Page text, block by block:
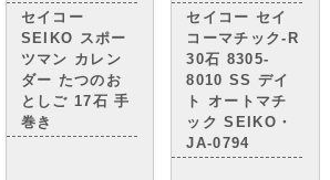
セイコー
SEIKO スポー
ツマン カレン
ダー たつのお
としご 17石 手
巻き
セイコー セイ
コーマチック-R
30石 8305-
8010 SS デイ
ト オートマチ
ック SEIKO・
JA-0794